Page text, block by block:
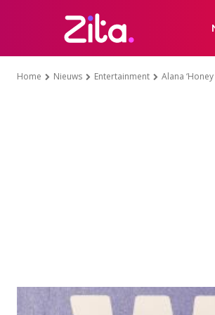
Home Nieuws Entertainment Alana